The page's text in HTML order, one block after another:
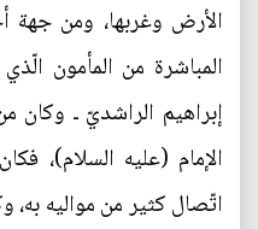
الأرض وغربها، ومن جهة
المباشرة من المأمون
إبراهيم الراشديّ ـ وكان
الإمام (عليه السلام)،
اتّصال كثير من مواليه به،